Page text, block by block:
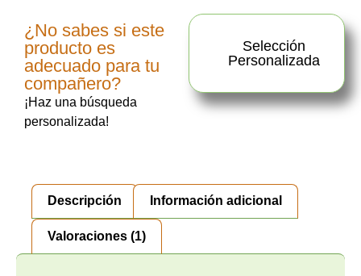
¿No sabes si este
producto es
adecuado para tu
compañero?
¡Haz una búsqueda
personalizada!
Selección
Personalizada
Descripción Información adicional
Valoraciones (1)